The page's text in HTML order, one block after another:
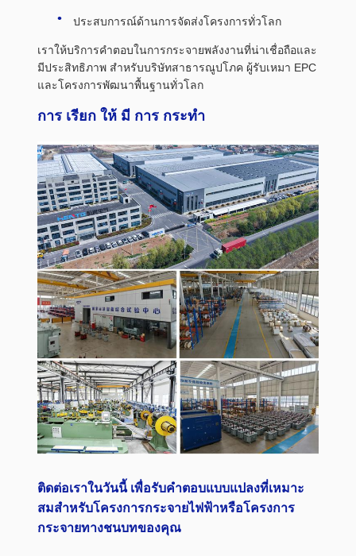
ประสบการณ์ด้านการจัดส่งโครงการทั่วโลก
เราให้บริการคําตอบในการกระจายพลังงานที่น่าเชื่อถือและ
มีประสิทธิภาพ สําหรับบริษัทสาธารณูปโภค ผู้รับเหมา EPC
และโครงการพัฒนาพื้นฐานทั่วโลก
การ เรียก ให้ มี การ กระทํา
ติดต่อเราในวันนี้ เพื่อรับคําตอบแบบแปลงที่เหมาะ
สมสําหรับโครงการกระจายไฟฟ้าหรือโครงการ
กระจายทางชนบทของคุณ